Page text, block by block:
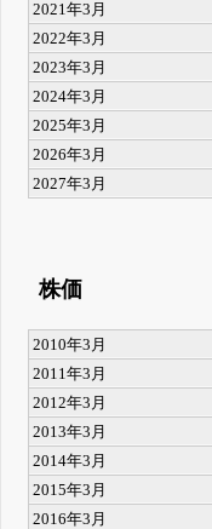
2021年3月
2022年3月
2023年3月
2024年3月
2025年3月
2026年3月
2027年3月
株価
2010年3月
2011年3月
2012年3月
2013年3月
2014年3月
2015年3月
2016年3月